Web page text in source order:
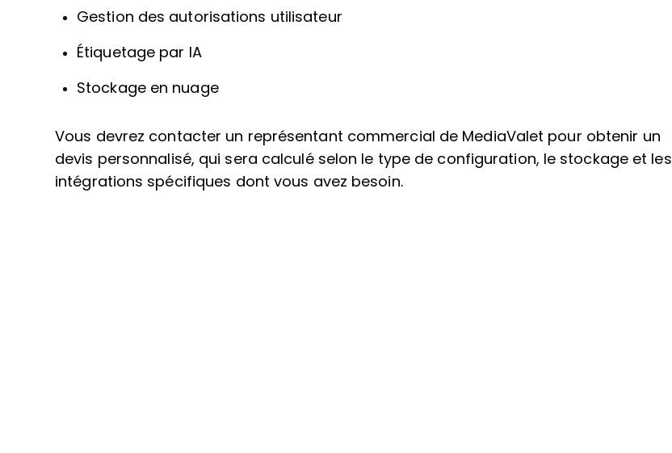
Gestion des autorisations utilisateur
Étiquetage par IA
Stockage en nuage
Vous devrez contacter un représentant commercial de MediaValet pour obtenir un
devis personnalisé, qui sera calculé selon le type de configuration, le stockage et les
intégrations spécifiques dont vous avez besoin.